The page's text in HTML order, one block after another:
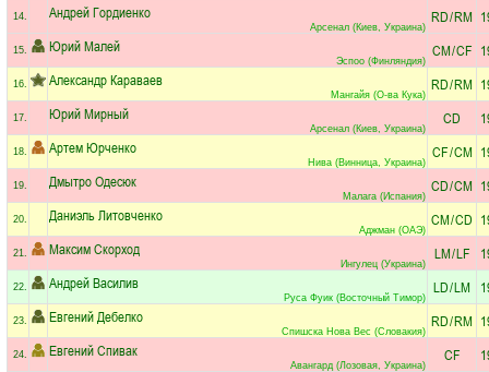
14. Андрей Гордиенко
Арсенал (Киев, Украина)
RD/RM
15. Юрий Малей
Эспоо (Финляндия)
CM/CF
16. Александр Караваев
Мангайя (О-ва Кука)
RD/RM
17. Юрий Мирный
Арсенал (Киев, Украина)
CD
18. Артем Юрченко
Нива (Винница, Украина)
CF/CM
19. Дмытро Одесюк
Малага (Испания)
CD/CM
20. Даниэль Литовченко
Аджман (ОАЭ)
CM/CD
21. Максим Скорход
Ингулец (Украина)
LM/LF
22. Андрей Василив
Руса Фуик (Восточный Тимор)
LD/LM
23. Евгений Дебелко
Спишска Нова Вес (Словакия)
RD/RM
24. Евгений Спивак
Авангард (Лозовая, Украина)
CF